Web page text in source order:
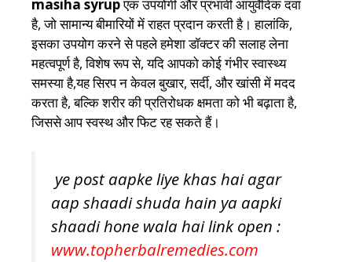
masiha syrupएक उपयोगी और प्रभावी आयुर्वेदिक दवा
है, जो सामान्य बीमारियों में राहत प्रदान करती है। हालांकि,
इसका उपयोग करने से पहले हमेशा डॉक्टर की सलाह लेना
महत्वपूर्ण है, विशेष रूप से, यदि आपको कोई गंभीर स्वास्थ्य
समस्या है,यह सिरप न केवल बुखार, सर्दी, और खांसी में मदद
करता है, बल्कि शरीर की प्रतिरोधक क्षमता को भी बढ़ाता है,
जिससे आप स्वस्थ और फिट रह सकते हैं।
ye post aapke liye khas hai agar
aap shaadi shuda hain ya aapki
shaadi hone wala hai link open :
www.topherbalremedies.com